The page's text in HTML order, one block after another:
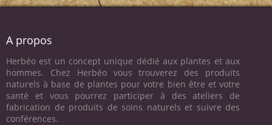
A propos
Herbéo est un concept unique dédié aux plantes et aux
hommes. Chez Herbéo vous trouverez des produits
naturels à base de plantes pour votre bien être et votre
santé et vous pourrez participer à des ateliers de
fabrication de produits de soins naturels et suivre des
conférences.